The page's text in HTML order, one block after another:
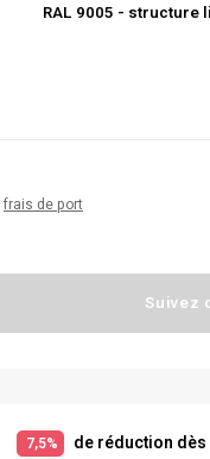
RAL 9005 - structure
frais de port
Suivez
7,5% de réduction dès